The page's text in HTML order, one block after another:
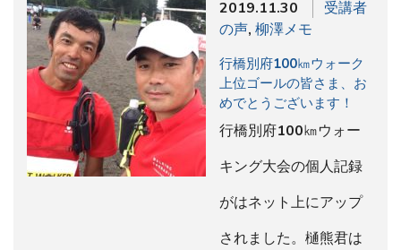
2019.11.30
受講者
の声, 柳澤メモ
行橋別府100㎞ウォーク
上位ゴールの皆さま、お
めでとうございます！
行橋別府100㎞ウォー
キング大会の個人記録
がはネット上にアップ
されました。樋熊君は